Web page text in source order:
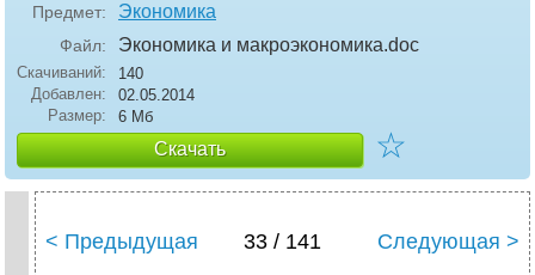
Предмет: Экономика
Файл: Экономика и макроэкономика.doc
Скачиваний:
140
Добавлен:
02.05.2014
Размер:
6 Мб
Скачать ☆
< Предыдущая 33 / 141 Следующая >